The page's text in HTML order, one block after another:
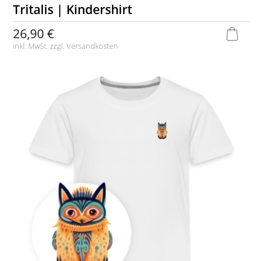
Tritalis | Kindershirt
26,90 €
inkl. MwSt. zzgl.Versandkosten